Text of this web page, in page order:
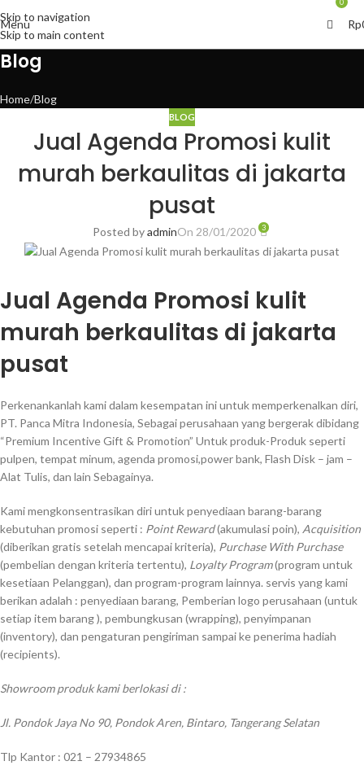
Skip to navigation
Skip to main content
Menu
0
Rp
Blog
Home Blog
BLOG
Jual Agenda Promosi kulit
murah berkaulitas di jakarta
pusat
Posted byadminOn 28/01/2020 3
Jual Agenda Promosi kulit
murah berkaulitas di jakarta
pusat
Perkenankanlah kami dalam kesempatan ini untuk memperkenalkan diri,
PT. Panca Mitra Indonesia, Sebagai perusahaan yang bergerak dibidang
“Premium Incentive Gift & Promotion” Untuk produk-Produk seperti
pulpen, tempat minum, agenda promosi,power bank, Flash Disk – jam –
Alat Tulis, dan lain Sebagainya.
Kami mengkonsentrasikan diri untuk penyediaan barang-barang
kebutuhan promosi seperti : Point Reward(akumulasi poin), Acquisition
(diberikan gratis setelah mencapai kriteria), Purchase With Purchase
(pembelian dengan kriteria tertentu), Loyalty Program(program untuk
kesetiaan Pelanggan), dan program-program lainnya. servis yang kami
berikan adalah : penyediaan barang, Pemberian logo perusahaan (untuk
setiap item barang ), pembungkusan (wrapping), penyimpanan
(inventory), dan pengaturan pengiriman sampai ke penerima hadiah
(recipients).
Showroom produk kami berlokasi di :
Jl. Pondok Jaya No 90, Pondok Aren, Bintaro, Tangerang Selatan
Tlp Kantor : 021 – 27934865